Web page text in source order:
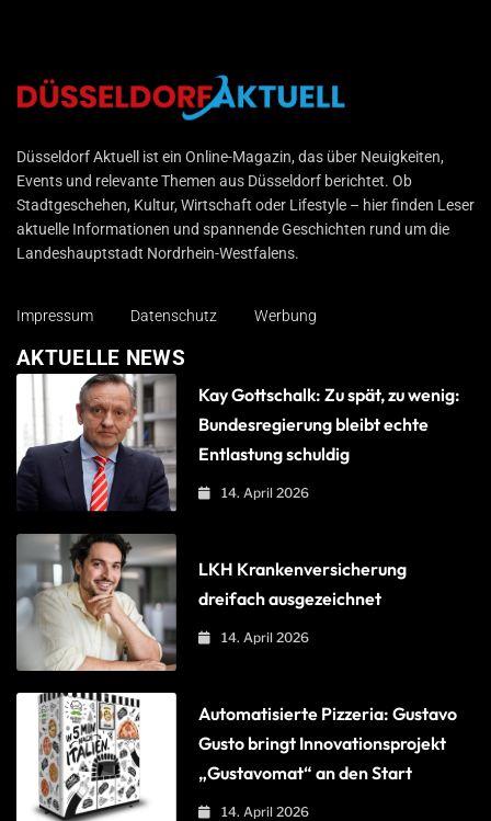
Düsseldorf Aktuell
Düsseldorf Aktuell ist ein Online-Magazin, das über Neuigkeiten,
Events und relevante Themen aus Düsseldorf berichtet. Ob
Stadtgeschehen, Kultur, Wirtschaft oder Lifestyle – hier finden Leser
aktuelle Informationen und spannende Geschichten rund um die
Landeshauptstadt Nordrhein-Westfalens.
Impressum Datenschutz Werbung
AKTUELLE NEWS
Kay Gottschalk: Zu spät, zu wenig:
Bundesregierung bleibt echte
Entlastung schuldig
14. April 2026
LKH Krankenversicherung
dreifach ausgezeichnet
14. April 2026
Automatisierte Pizzeria: Gustavo
Gusto bringt Innovationsprojekt
„Gustavomat“ an den Start
14. April 2026